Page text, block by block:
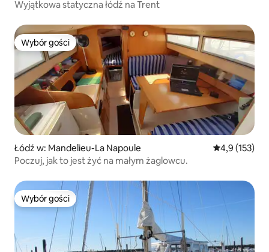
Wyjątkowa statyczna łódź na Trent
Wybór gości
Wybór gości
Łódź w: Mandelieu-La Napoule Średnia
4,9 (153)
Poczuj, jak to jest żyć na małym żaglowcu.
Wybór gości
Wybór gości